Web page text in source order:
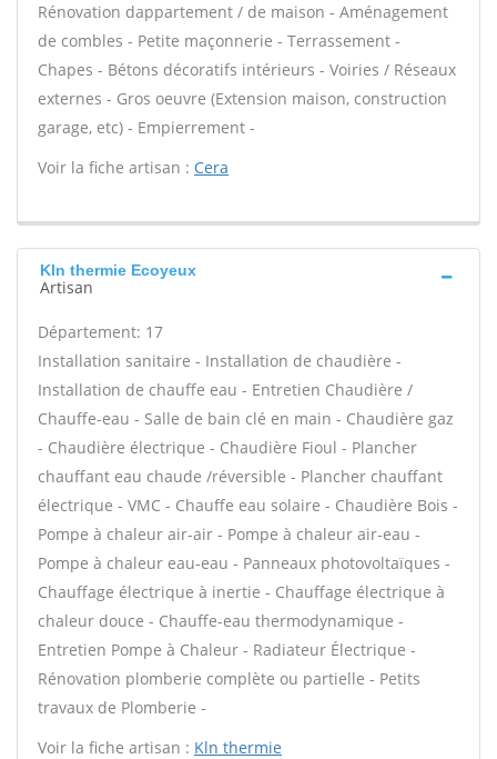
Rénovation dappartement / de maison - Aménagement
de combles - Petite maçonnerie - Terrassement -
Chapes - Bétons décoratifs intérieurs - Voiries / Réseaux
externes - Gros oeuvre (Extension maison, construction
garage, etc) - Empierrement -
Voir la fiche artisan : Cera
Kln thermie Ecoyeux
Artisan
Département: 17
Installation sanitaire - Installation de chaudière -
Installation de chauffe eau - Entretien Chaudière /
Chauffe-eau - Salle de bain clé en main - Chaudière gaz
- Chaudière électrique - Chaudière Fioul - Plancher
chauffant eau chaude /réversible - Plancher chauffant
électrique - VMC - Chauffe eau solaire - Chaudière Bois -
Pompe à chaleur air-air - Pompe à chaleur air-eau -
Pompe à chaleur eau-eau - Panneaux photovoltaïques -
Chauffage électrique à inertie - Chauffage électrique à
chaleur douce - Chauffe-eau thermodynamique -
Entretien Pompe à Chaleur - Radiateur Électrique -
Rénovation plomberie complète ou partielle - Petits
travaux de Plomberie -
Voir la fiche artisan : Kln thermie